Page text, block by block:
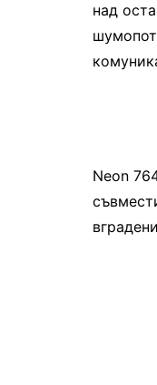
над
Neon